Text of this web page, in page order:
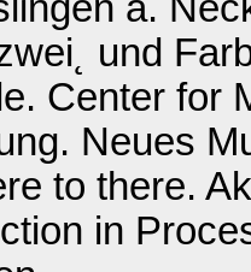
und
Center for
Neues
to there.
in